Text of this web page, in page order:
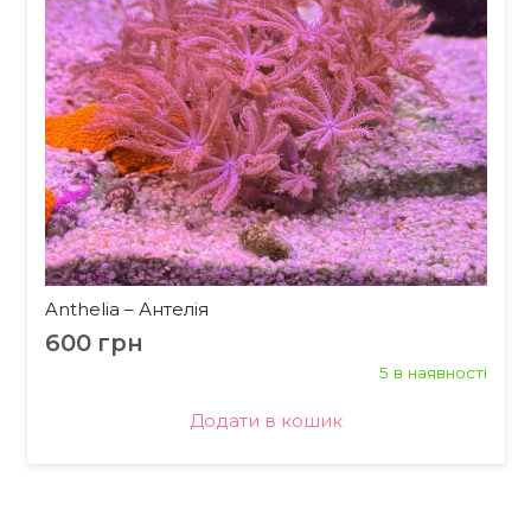
Anthelia – Антелія
600 грн
5 в наявності
Додати в кошик